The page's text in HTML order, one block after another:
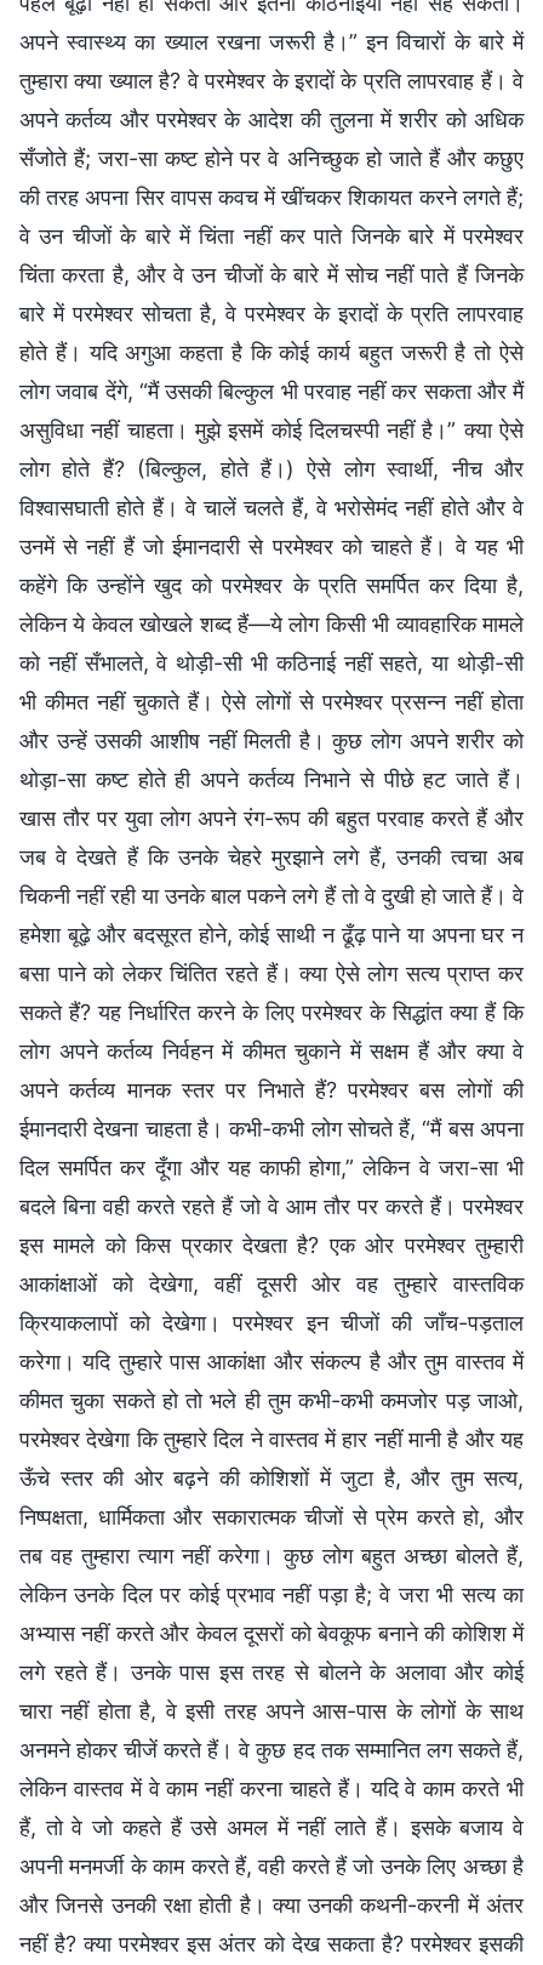
अपने स्वास्थ्य का ख्याल रखना जरूरी है।” इन विचारों के बारे में
तुम्हारा क्या ख्याल है? वे परमेश्वर के इरादों के प्रति लापरवाह हैं। वे
अपने कर्तव्य और परमेश्वर के आदेश की तुलना में शरीर को अधिक
सँजोते हैं; जरा-सा कष्ट होने पर वे अनिच्छुक हो जाते हैं और कछुए
की तरह अपना सिर वापस कवच में खींचकर शिकायत करने लगते हैं;
वे उन चीजों के बारे में चिंता नहीं कर पाते जिनके बारे में परमेश्वर
चिंता करता है, और वे उन चीजों के बारे में सोच नहीं पाते हैं जिनके
बारे में परमेश्वर सोचता है, वे परमेश्वर के इरादों के प्रति लापरवाह
होते हैं। यदि अगुआ कहता है कि कोई कार्य बहुत जरूरी है तो ऐसे
लोग जवाब देंगे, “मैं उसकी बिल्कुल भी परवाह नहीं कर सकता और मैं
असुविधा नहीं चाहता। मुझे इसमें कोई दिलचस्पी नहीं है।” क्या ऐसे
लोग होते हैं? (बिल्कुल, होते हैं।) ऐसे लोग स्वार्थी, नीच और
विश्वासघाती होते हैं। वे चालें चलते हैं, वे भरोसेमंद नहीं होते और वे
उनमें से नहीं हैं जो ईमानदारी से परमेश्वर को चाहते हैं। वे यह भी
कहेंगे कि उन्होंने खुद को परमेश्वर के प्रति समर्पित कर दिया है,
लेकिन ये केवल खोखले शब्द हैं—ये लोग किसी भी व्यावहारिक मामले
को नहीं सँभालते, वे थोड़ी-सी भी कठिनाई नहीं सहते, या थोड़ी-सी
भी कीमत नहीं चुकाते हैं। ऐसे लोगों से परमेश्वर प्रसन्न नहीं होता
और उन्हें उसकी आशीष नहीं मिलती है। कुछ लोग अपने शरीर को
थोड़ा-सा कष्ट होते ही अपने कर्तव्य निभाने से पीछे हट जाते हैं।
खास तौर पर युवा लोग अपने रंग-रूप की बहुत परवाह करते हैं और
जब वे देखते हैं कि उनके चेहरे मुरझाने लगे हैं, उनकी त्वचा अब
चिकनी नहीं रही या उनके बाल पकने लगे हैं तो वे दुखी हो जाते हैं। वे
हमेशा बूढ़े और बदसूरत होने, कोई साथी न ढूँढ़ पाने या अपना घर न
बसा पाने को लेकर चिंतित रहते हैं। क्या ऐसे लोग सत्य प्राप्त कर
सकते हैं? यह निर्धारित करने के लिए परमेश्वर के सिद्धांत क्या हैं कि
लोग अपने कर्तव्य निर्वहन में कीमत चुकाने में सक्षम हैं और क्या वे
अपने कर्तव्य मानक स्तर पर निभाते हैं? परमेश्वर बस लोगों की
ईमानदारी देखना चाहता है। कभी-कभी लोग सोचते हैं, “मैं बस अपना
दिल समर्पित कर दूँगा और यह काफी होगा,” लेकिन वे जरा-सा भी
बदले बिना वही करते रहते हैं जो वे आम तौर पर करते हैं। परमेश्वर
इस मामले को किस प्रकार देखता है? एक ओर परमेश्वर तुम्हारी
आकांक्षाओं को देखेगा, वहीं दूसरी ओर वह तुम्हारे वास्तविक
क्रियाकलापों को देखेगा। परमेश्वर इन चीजों की जाँच-पड़ताल
करेगा। यदि तुम्हारे पास आकांक्षा और संकल्प है और तुम वास्तव में
कीमत चुका सकते हो तो भले ही तुम कभी-कभी कमजोर पड़ जाओ,
परमेश्वर देखेगा कि तुम्हारे दिल ने वास्तव में हार नहीं मानी है और यह
ऊँचे स्तर की ओर बढ़ने की कोशिशों में जुटा है, और तुम सत्य,
निष्पक्षता, धार्मिकता और सकारात्मक चीजों से प्रेम करते हो, और
तब वह तुम्हारा त्याग नहीं करेगा। कुछ लोग बहुत अच्छा बोलते हैं,
लेकिन उनके दिल पर कोई प्रभाव नहीं पड़ा है; वे जरा भी सत्य का
अभ्यास नहीं करते और केवल दूसरों को बेवकूफ बनाने की कोशिश में
लगे रहते हैं। उनके पास इस तरह से बोलने के अलावा और कोई
चारा नहीं होता है, वे इसी तरह अपने आस-पास के लोगों के साथ
अनमने होकर चीजें करते हैं। वे कुछ हद तक सम्मानित लग सकते हैं,
लेकिन वास्तव में वे काम नहीं करना चाहते हैं। यदि वे काम करते भी
हैं, तो वे जो कहते हैं उसे अमल में नहीं लाते हैं। इसके बजाय वे
अपनी मनमर्जी के काम करते हैं, वही करते हैं जो उनके लिए अच्छा है
और जिनसे उनकी रक्षा होती है। क्या उनकी कथनी-करनी में अंतर
नहीं है? क्या परमेश्वर इस अंतर को देख सकता है? परमेश्वर इसकी